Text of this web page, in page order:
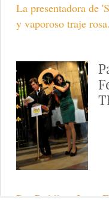
La presentadora de
y vaporoso traje rosa.
Paz Padilla y Jorge